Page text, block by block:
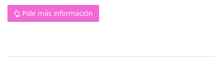
Pide más información